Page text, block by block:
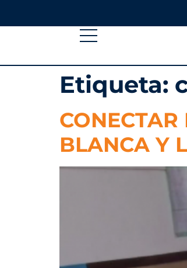
Etiqueta:
BLANCA Y